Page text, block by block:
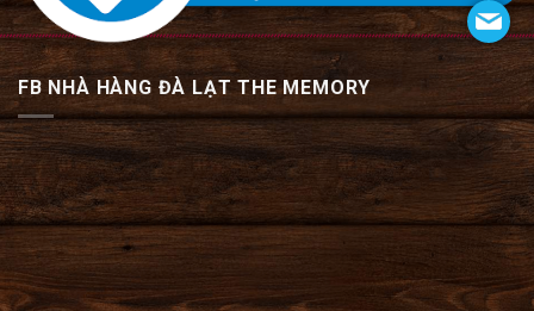
FB NHÀ HÀNG ĐÀ LẠT THE MEMORY